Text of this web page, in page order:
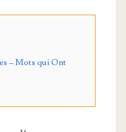
– Mots qui Ont